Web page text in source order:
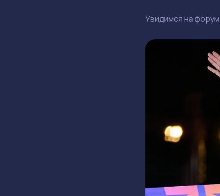
Увидимся на